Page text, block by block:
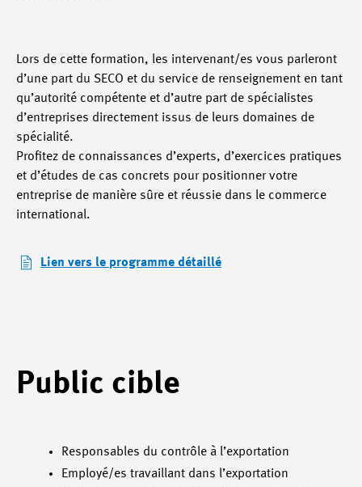
Lors de cette formation, les intervenant/es vous parleront
d’une part du SECO et du service de renseignement en tant
qu’autorité compétente et d’autre part de spécialistes
d’entreprises directement issus de leurs domaines de
spécialité.
Profitez de connaissances d’experts, d’exercices pratiques
et d’études de cas concrets pour positionner votre
entreprise de manière sûre et réussie dans le commerce
international.
Lien vers le programme détaillé
Public cible
Responsables du contrôle à l’exportation
Employé/es travaillant dans l’exportation